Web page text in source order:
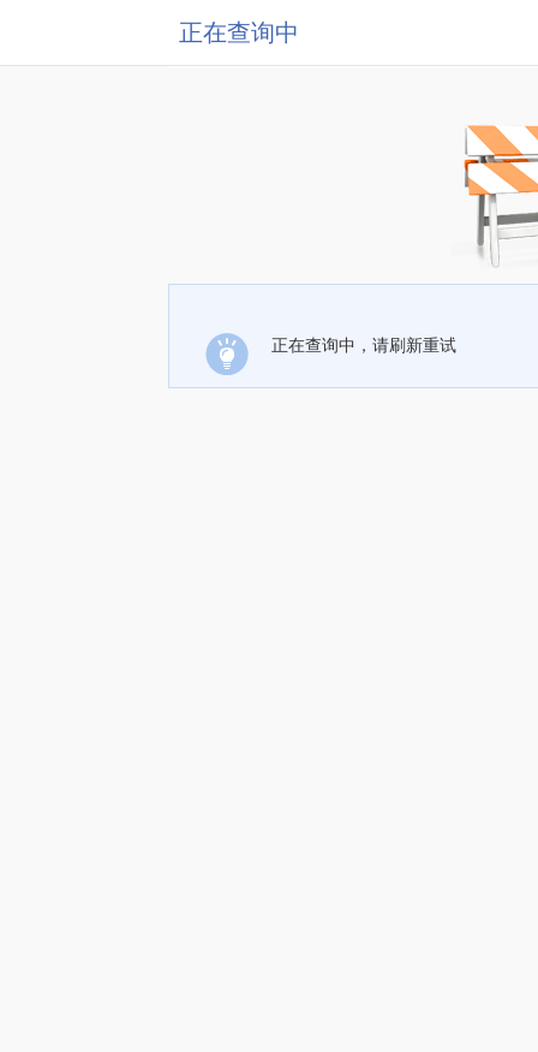
正在查询中
正在查询中，请刷新重试